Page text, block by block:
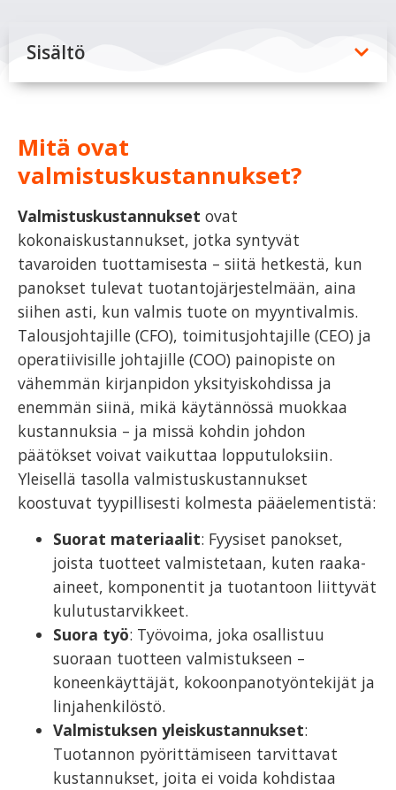
Sisältö
Mitä ovat
valmistuskustannukset?
Valmistuskustannukset ovat
kokonaiskustannukset, jotka syntyvät
tavaroiden tuottamisesta – siitä hetkestä, kun
panokset tulevat tuotantojärjestelmään, aina
siihen asti, kun valmis tuote on myyntivalmis.
Talousjohtajille (CFO), toimitusjohtajille (CEO) ja
operatiivisille johtajille (COO) painopiste on
vähemmän kirjanpidon yksityiskohdissa ja
enemmän siinä, mikä käytännössä muokkaa
kustannuksia – ja missä kohdin johdon
päätökset voivat vaikuttaa lopputuloksiin.
Yleisellä tasolla valmistuskustannukset
koostuvat tyypillisesti kolmesta pääelementistä:
Suorat materiaalit: Fyysiset panokset,
joista tuotteet valmistetaan, kuten raaka-
aineet, komponentit ja tuotantoon liittyvät
kulutustarvikkeet.
Suora työ: Työvoima, joka osallistuu
suoraan tuotteen valmistukseen –
koneenkäyttäjät, kokoonpanotyöntekijät ja
linjahenkilöstö.
Valmistuksen yleiskustannukset:
Tuotannon pyörittämiseen tarvittavat
kustannukset, joita ei voida kohdistaa